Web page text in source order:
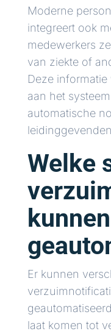
Moderne
integreert ook
medewerkers
van ziekte of
Deze
aan het
automatische
Welke
Er kunnen
laat komen tot